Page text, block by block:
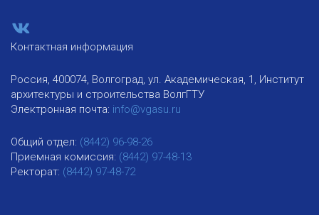
Контактная информация
Россия, 400074, Волгоград, ул. Академическая, 1, Институт
архитектуры и строительства ВолгГТУ
Электронная почта: info@vgasu.ru
Общий отдел: (8442) 96-98-26
Приемная комиссия: (8442) 97-48-13
Ректорат: (8442) 97-48-72